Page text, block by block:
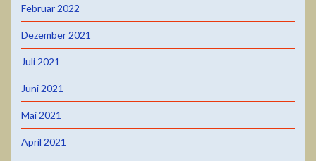
Februar 2022
Dezember 2021
Juli 2021
Juni 2021
Mai 2021
April 2021